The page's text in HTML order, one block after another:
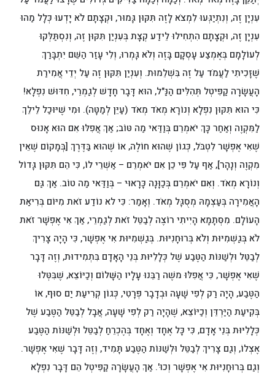
עִנְיָן זֶה, וְנִתְיַגְּעוּ לִמְצֹא לָזֶה תִּקּוּן גָּמוּר, וּקְצָתָם לֹא יָדְעוּ כְּלָל מַהוּ
עִנְיָן זֶה, וּקְצָתָם הִתְחִילוּ לֵידַע קְצָת בְּעִנְיַן תִּקּוּן זֶה, וְנִסְתַּלְּקוּ
לְעוֹלָמָם בְּאֶמְצַע עָסְקָם בָּזֶה וְלֹא גָּמְרוּ, וְלִי עָזַר הַשֵּׁם יִתְבָּרַךְ
שֶׁזָּכִיתִי לַעֲמֹד עַל זֶה בִּשְׁלֵמוּת. וְעִנְיַן תִּקּוּן זֶה עַל יְדֵי אֲמִירַת
הָעֲשָׂרָה קַפִּיטְל תְּהִלִּים הַנַּ"ל, הוּא דָּבָר חָדָשׁ לְגַמְרֵי, חִדּוּשׁ נִפְלָא!
כִּי הוּא תִּקּוּן נִפְלָא וְנוֹרָא מְאֹד מְאֹד (עַיֵּן לְמַטָּה). וּמִי שֶׁיּוּכַל לֵילֵךְ
לַמִּקְוֶה וְאַחַר כָּךְ יֹאמְרֵם בְּוַדַּאי מַה טּוֹב; אַךְ אֲפִלּוּ אִם הוּא אָנוּס
שֶׁאִי אֶפְשָׁר לִטְבֹּל, כְּגוֹן שֶׁהוּא חוֹלֶה, אוֹ שֶׁהוּא בַּדֶּרֶךְ [בְּמָקוֹם שֶׁאֵין
מִקְוֶה וְנָהָר], אַף עַל פִּי כֵן אִם יֹאמְרֵם – אַשְׁרֵי לוֹ, כִּי הֵם תִּקּוּן גָּדוֹל
וְנוֹרָא מְאֹד. וְאִם יֹאמְרֵם בְּכַוָּנָה כָּרָאוּי – בְּוַדַּאי מַה טוֹב. אַךְ גַּם
הָאֲמִירָה בְּעַצְמָהּ מְסֻגָּל מְאֹד. וְאָמַר: כִּי לא נוֹדַע זֹאת מִיּוֹם בְּרִיאַת
הָעוֹלָם. מִסְּתָמָא הָיִיתִי רוֹצֶה לְבַטֵּל זֹאת לְגַמְרֵי, אַךְ אִי אֶפְשָׁר זֹאת
לֹא בְּגַשְׁמִיּוּת וְלֹא בְּרוּחָנִיּוּת. בְּגַשְׁמִיּוּת אִי אֶפְשָׁר, כִּי הָיָה צָרִיךְ
לְבַטֵּל וּלְשַׁנּוֹת הַטֶּבַע שֶׁל כְּלָלִיּוּת בְּנֵי הָאָדָם בִּתְמִידוּת, וְזֶה דָּבָר
שֶׁאִי אֶפְשָׁר, כִּי אֲפִלּוּ משֶׁה רַבֵּנוּ עָלָיו הַשָּׁלוֹם וְכַיּוֹצֵא, שֶׁבִּטְּלוּ
הַטֶּבַע, הָיָה רַק לְפִי שָׁעָה וּבְדָבָר פְּרָטִי, כְּגוֹן קְרִיעַת יַם סוּף, אוֹ
בְּקִיעַת הַיַּרְדֵּן וְכַיּוֹצֵא, שֶׁהָיָה רַק לְפִי שָׁעָה, אֲבָל לְבַטֵּל הַטֶּבַע שֶׁל
כְּלָלִיּוּת בְּנֵי אָדָם, כִּי כָּל אֶחָד וְאֶחָד בְּהֶכְרֵחַ לְבַטֵּל וּלְשַׁנּוֹת הַטֶּבַע
אֶצְלוֹ, וְגַם צָרִיךְ לְבַטֵּל וּלְשַׁנּוֹת הַטֶּבַע תָּמִיד, וְזֶה דָּבָר שֶׁאִי אֶפְשָׁר.
וְגַם בְּרוּחָנִיּוּת אִי אֶפְשָׁר וְכוּ'. אַךְ הָעֲשָׂרָה קַפִּיטְל הֵם דָּבָר נִפְלָא